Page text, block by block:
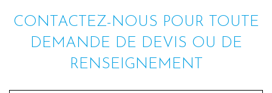
CONTACTEZ-NOUS POUR TOUTE
DEMANDE DE DEVIS OU DE
RENSEIGNEMENT